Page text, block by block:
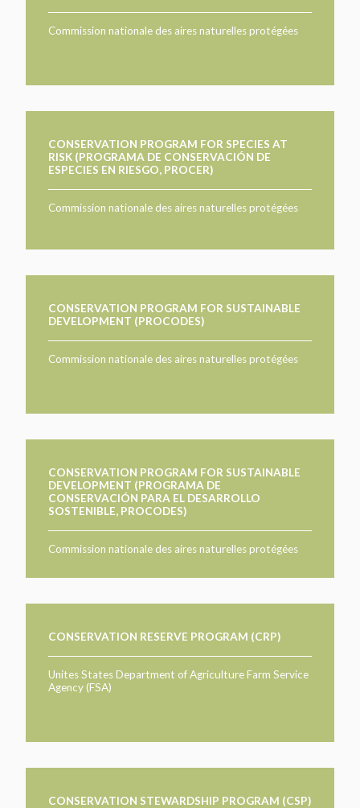
Commission nationale des aires naturelles protégées
CONSERVATION PROGRAM FOR SPECIES AT
RISK (PROGRAMA DE CONSERVACIÓN DE
ESPECIES EN RIESGO, PROCER)
Commission nationale des aires naturelles protégées
CONSERVATION PROGRAM FOR SUSTAINABLE
DEVELOPMENT (PROCODES)
Commission nationale des aires naturelles protégées
CONSERVATION PROGRAM FOR SUSTAINABLE
DEVELOPMENT (PROGRAMA DE
CONSERVACIÓN PARA EL DESARROLLO
SOSTENIBLE, PROCODES)
Commission nationale des aires naturelles protégées
CONSERVATION RESERVE PROGRAM (CRP)
Unites States Department of Agriculture Farm Service
Agency (FSA)
CONSERVATION STEWARDSHIP PROGRAM (CSP)